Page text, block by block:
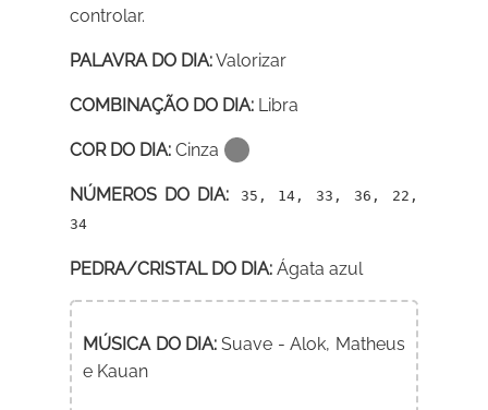
controlar.
PALAVRA DO DIA:Valorizar
COMBINAÇÃO DO DIA: Libra
COR DO DIA: Cinza
NÚMEROS DO DIA:35, 14, 33, 36, 22,
34
PEDRA/CRISTAL DO DIA: Ágata azul
MÚSICA DO DIA: Suave - Alok, Matheus
e Kauan